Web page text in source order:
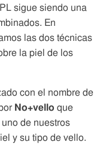
sigue siendo una
En
las dos técnicas
la piel de los
con el nombre de
No+vello que
de nuestros
y su tipo de vello.